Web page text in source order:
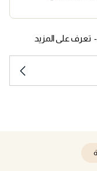
تعرف على المزيد